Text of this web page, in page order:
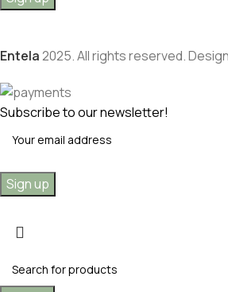
Entela2025. All rights reserved.
Subscribe to our newsletter!